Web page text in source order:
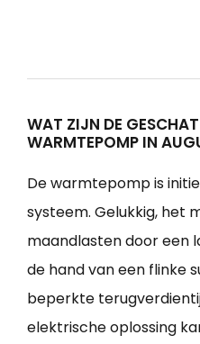
WAT ZIJN DE
WARMTEPOMP IN
De warmtepomp is
systeem. Gelukkig, het
maandlasten door een
de hand van een flinke
beperkte
elektrische oplossing